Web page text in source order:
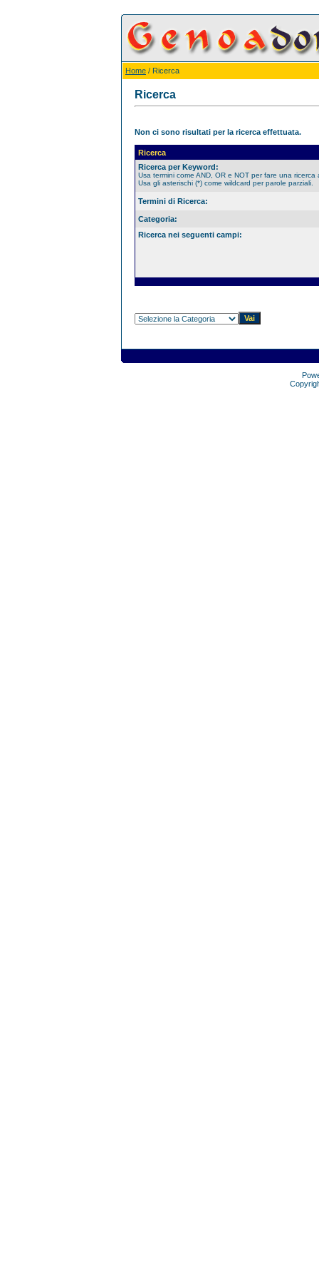
Home / Ricerca
Ricerca
Non ci sono risultati per la ricerca effettuata.
Ricerca
Ricerca per Keyword:
Usa termini come AND, OR e NOT per fare una ricerca
Usa gli asterischi (*) come wildcard per parole parziali.
Termini di Ricerca:
Categoria:
Ricerca nei seguenti campi: